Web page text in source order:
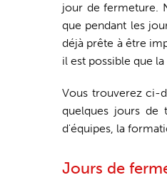
jour de fermeture.
que pendant les
déjà prête à être
il est possible que
Vous trouverez ci-
quelques jours de
d'équipes, la
Jours de